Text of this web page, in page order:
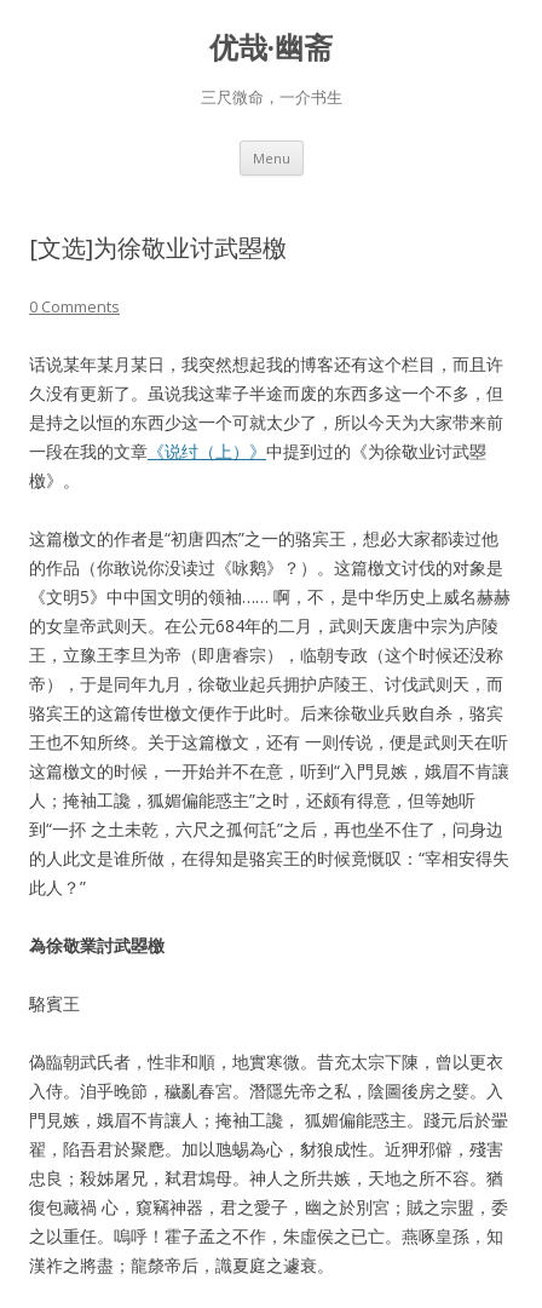
优哉·幽斋
三尺微命，一介书生
Menu Skip
content
[文选]为徐敬业讨武曌檄
0 Comments
话说某年某月某日，我突然想起我的博客还有这个栏目，而且许
久没有更新了。虽说我这辈子半途而废的东西多这一个不多，但
是持之以恒的东西少这一个可就太少了，所以今天为大家带来前
一段在我的文章 《说纣（上）》 中提到过的《为徐敬业讨武曌
檄》。
这篇檄文的作者是“初唐四杰”之一的骆宾王，想必大家都读过他
的作品（你敢说你没读过《咏鹅》？）。这篇檄文讨伐的对象是
《文明5》中中国文明的领袖…… 啊，不，是中华历史上威名赫赫
的女皇帝武则天。在公元684年的二月，武则天废唐中宗为庐陵
王，立豫王李旦为帝（即唐睿宗），临朝专政（这个时候还没称
帝），于是同年九月，徐敬业起兵拥护庐陵王、讨伐武则天，而
骆宾王的这篇传世檄文便作于此时。后来徐敬业兵败自杀，骆宾
王也不知所终。关于这篇檄文，还有 一则传说，便是武则天在听
这篇檄文的时候，一开始并不在意，听到“入門見嫉，娥眉不肯讓
人；掩袖工讒，狐媚偏能惑主”之时，还颇有得意，但等她听
到“一抔 之土未乾，六尺之孤何託”之后，再也坐不住了，问身边
的人此文是谁所做，在得知是骆宾王的时候竟慨叹：“宰相安得失
此人？”
為徐敬業討武曌檄
駱賓王
偽臨朝武氏者，性非和順，地實寒微。昔充太宗下陳，曾以更衣
入侍。洎乎晚節，穢亂春宮。潛隱先帝之私，陰圖後房之嬖。入
門見嫉，娥眉不肯讓人；掩袖工讒， 狐媚偏能惑主。踐元后於翬
翟，陷吾君於聚麀。加以虺蜴為心，豺狼成性。近狎邪僻，殘害
忠良；殺姊屠兄，弒君鴆母。神人之所共嫉，天地之所不容。猶
復包藏禍 心，窺竊神器，君之愛子，幽之於別宮；賊之宗盟，委
之以重任。嗚呼！霍子孟之不作，朱虛侯之已亡。燕啄皇孫，知
漢祚之將盡；龍漦帝后，識夏庭之遽衰。